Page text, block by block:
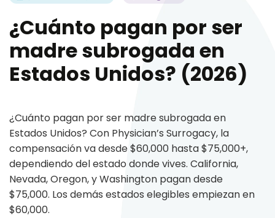
¿Cuánto pagan por ser
madre subrogada en
Estados Unidos? (2026)
¿Cuánto pagan por ser madre subrogada en
Estados Unidos? Con Physician’s Surrogacy, la
compensación va desde $60,000 hasta $75,000+,
dependiendo del estado donde vives. California,
Nevada, Oregon, y Washington pagan desde
$75,000. Los demás estados elegibles empiezan en
$60,000.